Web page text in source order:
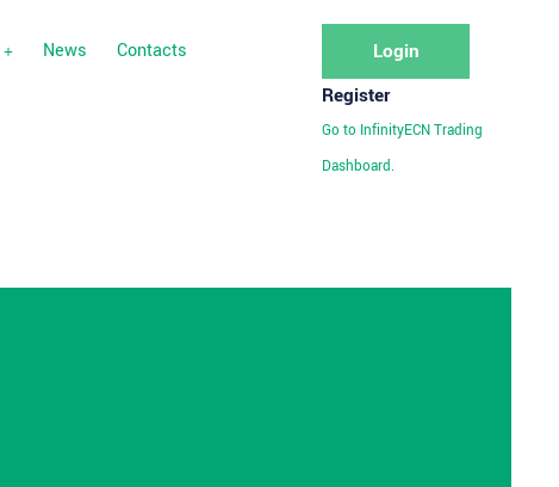
News Contacts
Login
Register
Go to InfinityECN Trading
Dashboard.